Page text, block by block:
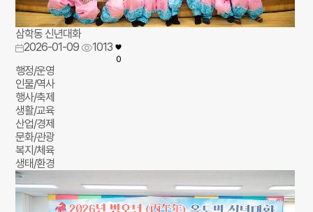
삼학동 신년대화
2026-01-09
1013
0
행정/운영
인물/역사
행사/축제
생활/교육
산업/경제
문화/관광
복지/체육
생태/환경